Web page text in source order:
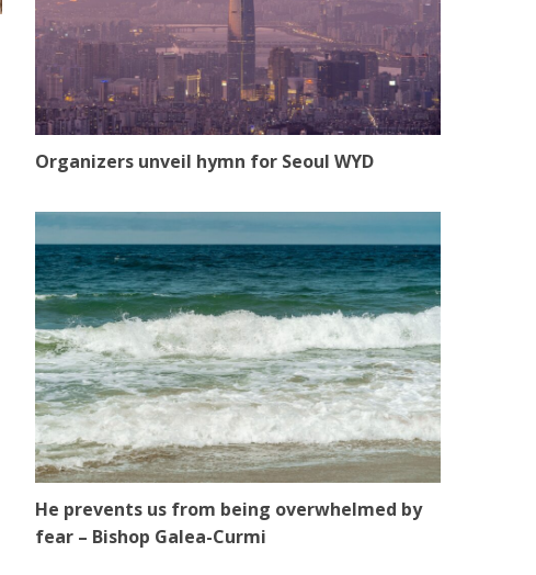
Organizers unveil hymn for Seoul WYD
He prevents us from being overwhelmed by
fear – Bishop Galea-Curmi